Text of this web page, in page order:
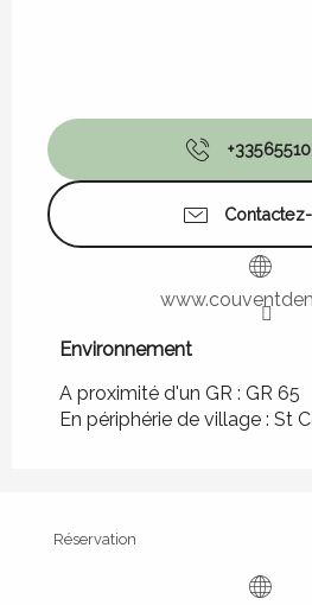
Environnement
Environnement
A proximité d'un GR : GR 65
En périphérie de village : St
Réservation